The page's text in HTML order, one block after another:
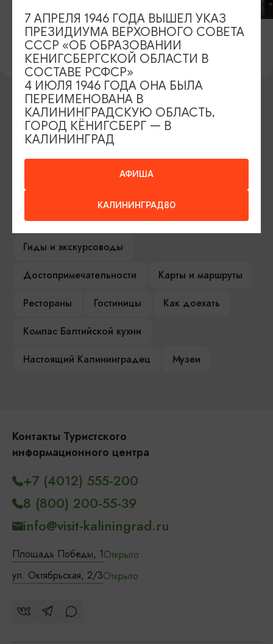
ИЩИТЕ ТАКЖЕ НА НАШЕМ САЙТЕ
Серебряное ожерелье
Электронная виза
Туры и экскурсии
Сувениры
Гостевая книга
Гиды и экскурсоводы
Достопримечательности
Карты и маршруты
Рестораны
Гостиницы
Как доехать
Компас Балтийской кухни
Настоящий Калининградец
Музеи
Контакты Туристского
информационного центра
Площадь Победы, 1Открыто
ул. Октябрьская, 2/3Открыто
+7 (4012) 555-200
8 (800) 200-55-39
info@visit-kaliningrad.ru
АФИША
КАЛИНИНГРАД80
7 АПРЕЛЯ 1946 ГОДА ВЫШЕЛ УКАЗ
ПРЕЗИДИУМА ВЕРХОВНОГО СОВЕТА
СССР «ОБ ОБРАЗОВАНИИ
КЕНИГСБЕРГСКОЙ ОБЛАСТИ В
СОСТАВЕ РСФСР»
4 ИЮЛЯ 1946 ГОДА ОНА БЫЛА
ПЕРЕИМЕНОВАНА В
КАЛИНИНГРАДСКУЮ ОБЛАСТЬ,
ГОРОД КЁНИГСБЕРГ — В
КАЛИНИНГРАД